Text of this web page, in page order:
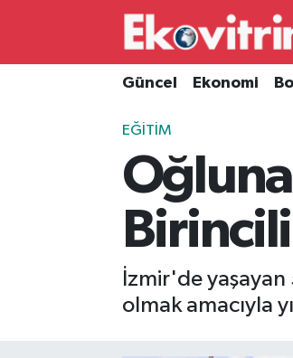
Güncel Ekonomi
EĞITIM
İzmir'de yaşayan
olmak amacıyla
Güncel
Borsa Haberleri
Hava Durumu
Süper Lig Puan Durumu ve Fikstür
Tüm Manşetler
Haber Arşivi